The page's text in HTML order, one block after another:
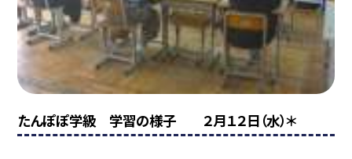
たんぽぽ学級 学習の様子 ２月１２日（水）＊